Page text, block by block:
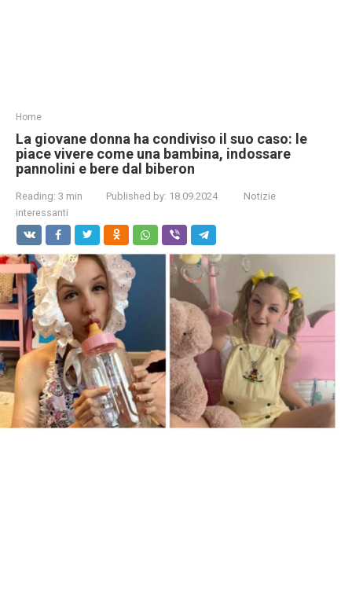
Home
La giovane donna ha condiviso il suo caso: le
piace vivere come una bambina, indossare
pannolini e bere dal biberon
Reading: 3 min Published by: 18.09.2024
Notizie
interessanti